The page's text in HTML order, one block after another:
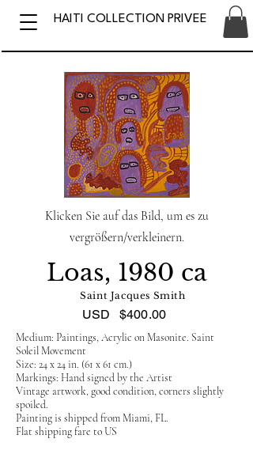
HAITI COLLECTION PRIVEE
Klicken Sie auf das Bild, um es zu
vergrößern/verkleinern.
Loas, 1980 ca
Saint Jacques Smith
USD $400.00
Medium: Paintings, Acrylic on Masonite. Saint
Soleil Movement
Size: 24 x 24 in. (61 x 61 cm.)
Markings: Hand signed by the Artist
Vintage artwork, good condition, corners slightly
spoiled.
Painting is shipped from Miami, FL.
Flat shipping fare to US